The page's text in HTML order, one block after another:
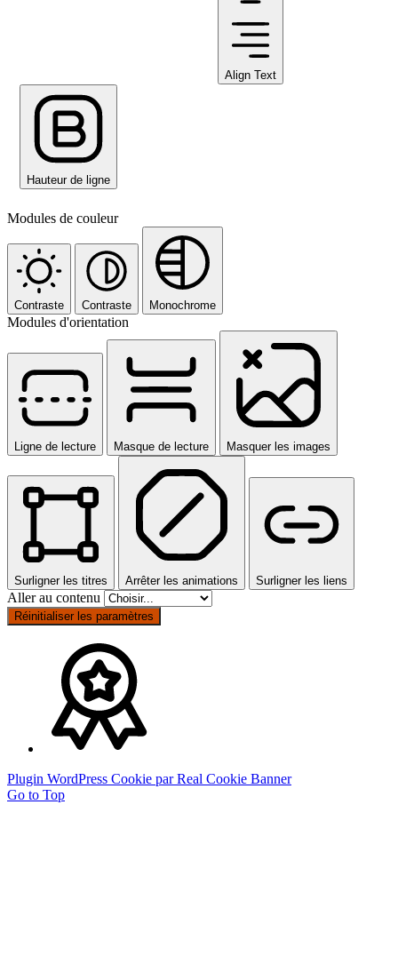
Align Text
Hauteur de ligne
Modules de couleur
Contraste Contraste Monochrome
Modules d'orientation
Ligne de lecture Masque de lecture Masquer les images
Surligner les titres Arrêter les animations Surligner les liens
Aller au contenu
Réinitialiser les paramètres
Plugin WordPress Cookie par Real Cookie Banner
Go to Top